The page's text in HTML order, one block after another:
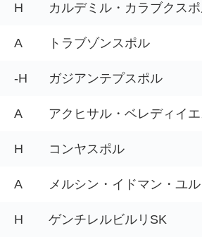
H カルデミル・カラブクス
A トラブゾンスポル
-H ガジアンテプスポル
A アクヒサル・ベレディイ
H コンヤスポル
A メルシン・イドマン・ユル
H ゲンチレルビルリSK